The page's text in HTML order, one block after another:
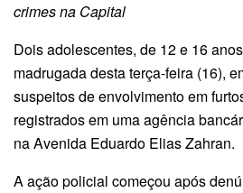
crimes na Capital
Dois adolescentes, de 12 e 16
madrugada desta terça-feira (16),
suspeitos de envolvimento em
registrados em uma agência
na Avenida Eduardo Elias Zahran.
A ação policial começou após